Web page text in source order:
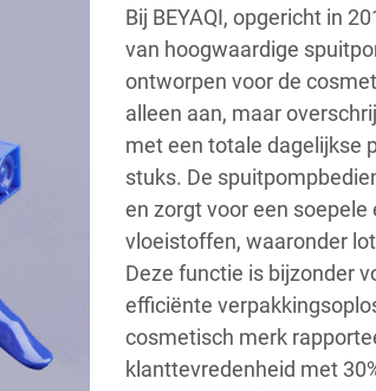
Bij BEYAQI, opgericht in
van hoogwaardige
ontworpen voor de
alleen aan, maar
met een totale dagelijkse
stuks. De
en zorgt voor een
vloeistoffen, waaronder
Deze functie is bijzonder
efficiënte
cosmetisch merk
klanttevredenheid met